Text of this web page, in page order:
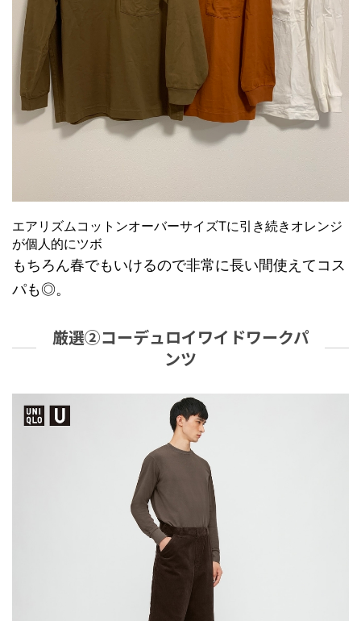
エアリズムコットンオーバーサイズTに引き続きオレンジ
が個人的にツボ
もちろん春でもいけるので非常に長い間使えてコス
パも◎。
厳選②コーデュロイワイドワークパ
ンツ